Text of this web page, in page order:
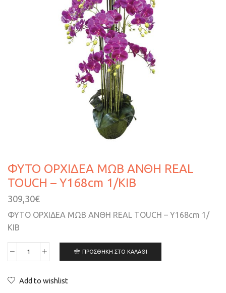
ΦΥΤΟ ΟΡΧΙΔΕΑ ΜΩΒ ΑΝΘΗ REAL
TOUCH – Υ168cm 1/ΚΙΒ
309,30€
ΦΥΤΟ ΟΡΧΙΔΕΑ ΜΩΒ ΑΝΘΗ REAL TOUCH – Υ168cm 1/
ΚΙΒ
ΠΡΟΣΘΉΚΗ ΣΤΟ ΚΑΛΆΘΙ
Add to wishlist